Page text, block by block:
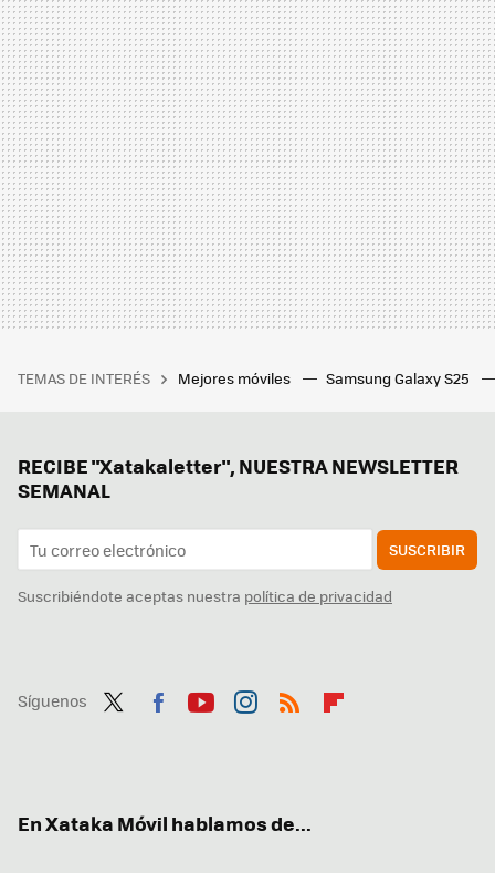
TEMAS DE INTERÉS Mejores móviles Samsung Galaxy S25
RECIBE "Xatakaletter", NUESTRA NEWSLETTER
SEMANAL
SUSCRIBIR
Suscribiéndote aceptas nuestra política de privacidad
Síguenos
En Xataka Móvil hablamos de...